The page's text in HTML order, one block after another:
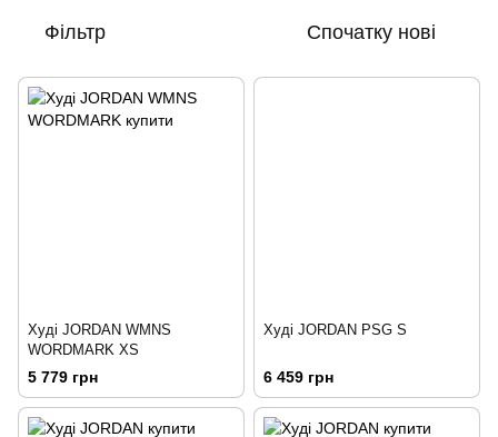
Фільтр Спочатку нові
Худі JORDAN WMNS
WORDMARK XS
5 779 грн
Худі JORDAN PSG S
6 459 грн